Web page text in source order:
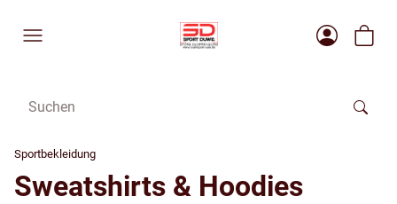
Sportbekleidung
Sweatshirts & Hoodies